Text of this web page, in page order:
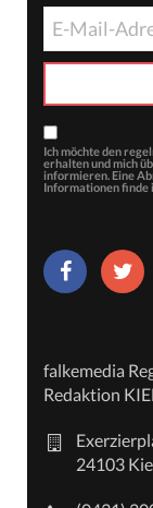
Ich möchte den
erhalten und mich
informieren. Eine
Informationen finde
falkemedia
Redaktion
24103